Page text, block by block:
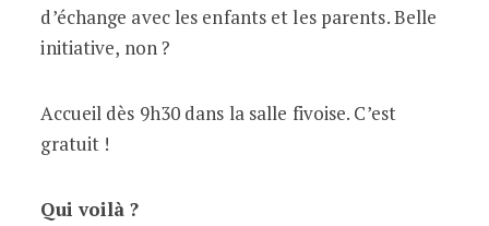
d’échange avec les enfants et les parents. Belle
initiative, non ?
Accueil dès 9h30 dans la salle fivoise. C’est
gratuit !
Qui voilà ?